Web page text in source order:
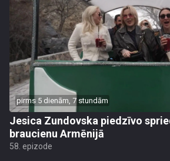
pirms 5 dienām, 7 stundām
Jesica Zundovska piedzīvo
braucienu Armēnijā
58. epizode